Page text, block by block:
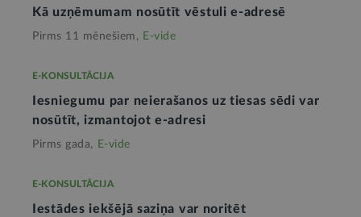
Kā uzņēmumam nosūtīt vēstuli e-adresē
Pirms 11 mēnešiem, E-vide
E-KONSULTĀCIJA
Iesniegumu par neierašanos uz tiesas sēdi var
nosūtīt, izmantojot e-adresi
Pirms gada, E-vide
E-KONSULTĀCIJA
Iestādes iekšējā saziņa var noritēt